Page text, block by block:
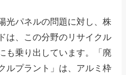
光パネルの問題に対し、株
は、この分野のリサイクル
も乗り出しています。「廃
ルプラント」は、アルミ枠